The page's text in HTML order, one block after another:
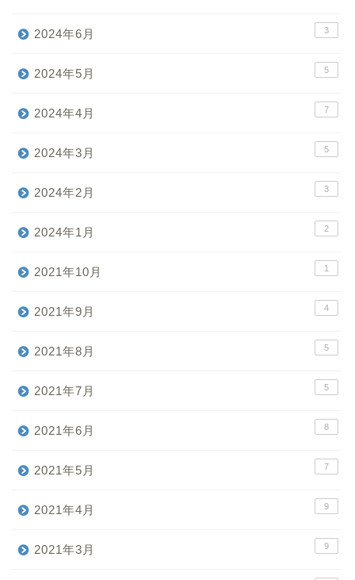
2024年6月 3
2024年5月 5
2024年4月 7
2024年3月 5
2024年2月 3
2024年1月 2
2021年10月 1
2021年9月 4
2021年8月 5
2021年7月 5
2021年6月 8
2021年5月 7
2021年4月 9
2021年3月 9